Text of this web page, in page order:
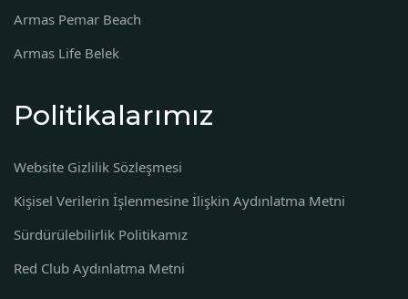
Armas Pemar Beach
Armas Life Belek
Politikalarımız
Website Gizlilik Sözleşmesi
Kişisel Verilerin İşlenmesine İlişkin Aydınlatma Metni
Sürdürülebilirlik Politikamız
Red Club Aydınlatma Metni